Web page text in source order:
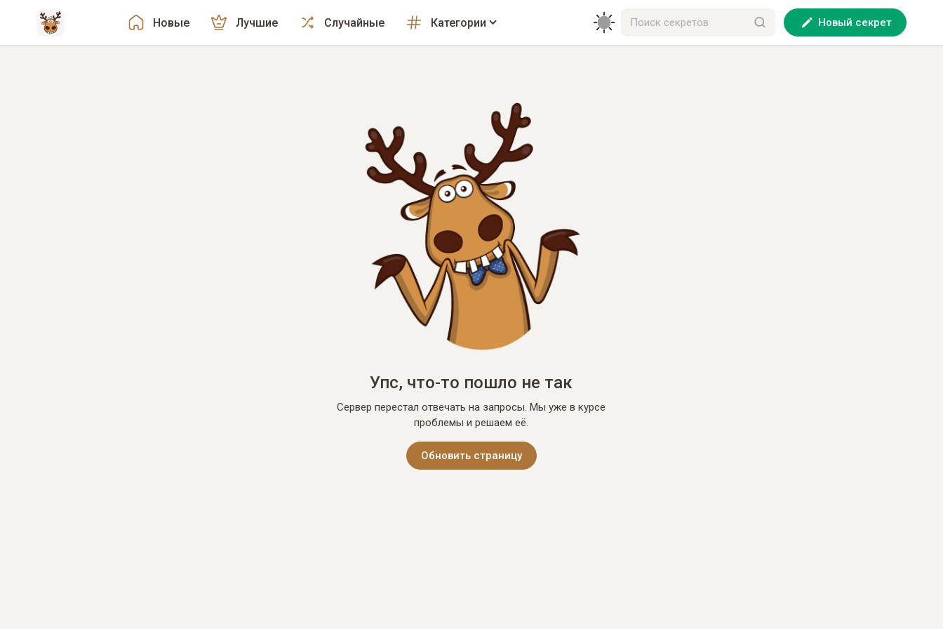
Новые Лучшие Случайные Категории Новый секрет
Упс, что-то пошло не так
Сервер перестал отвечать на запросы. Мы уже в курсе
проблемы и решаем её.
Обновить страницу